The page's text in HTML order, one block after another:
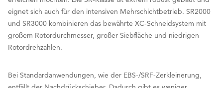
eignet sich auch für den intensiven Mehrschichtbetrieb. SR2000
und SR3000 kombinieren das bewährte XC-Schneidsystem mit
großem Rotordurchmesser, großer Siebfläche und niedrigen
Rotordrehzahlen.
Bei Standardanwendungen, wie der EBS-/SRF-Zerkleinerung,